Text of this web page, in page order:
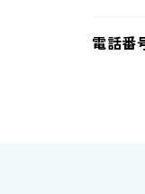
電話番